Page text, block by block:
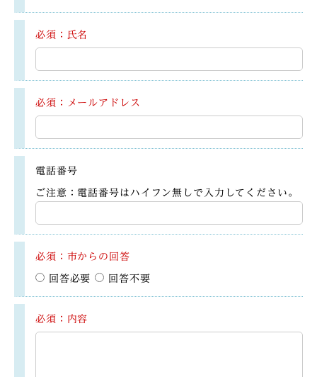
必須：氏名
必須：メールアドレス
電話番号
ご注意：電話番号はハイフン無しで入力してください。
必須：市からの回答
回答必要 回答不要
必須：内容